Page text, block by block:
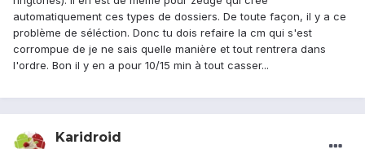
automatiquement ces types de dossiers. De toute façon, il y a ce
problème de séléction. Donc tu dois refaire la cm qui s'est
corrompue de je ne sais quelle manière et tout rentrera dans
l'ordre. Bon il y en a pour 10/15 min à tout casser...
Karidroid